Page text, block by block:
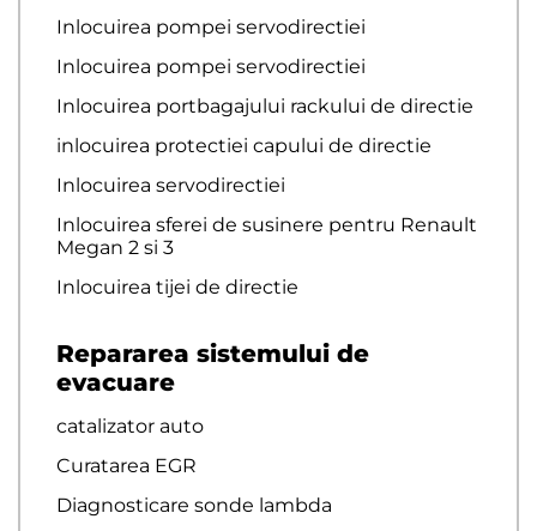
Inlocuirea pompei servodirectiei
Inlocuirea pompei servodirectiei
Inlocuirea portbagajului rackului de directie
inlocuirea protectiei capului de directie
Inlocuirea servodirectiei
Inlocuirea sferei de susinere pentru Renault
Megan 2 si 3
Inlocuirea tijei de directie
Repararea sistemului de
evacuare
catalizator auto
Curatarea EGR
Diagnosticare sonde lambda